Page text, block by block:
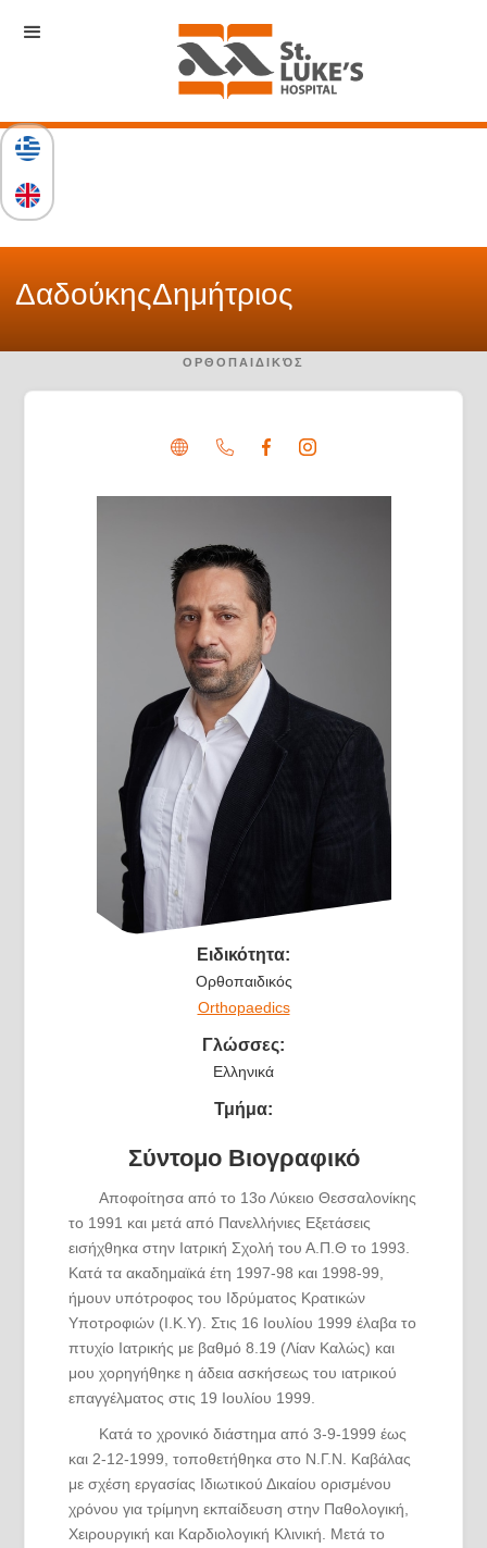
ΔαδούκηςΔημήτριος
ΟΡΘΟΠΑΙΔΙΚΌΣ
Ειδικότητα:
Ορθοπαιδικός
Orthopaedics
Γλώσσες:
Ελληνικά
Τμήμα:
Σύντομο Βιογραφικό
Αποφοίτησα από το 13ο Λύκειο Θεσσαλονίκης
το 1991 και μετά από Πανελλήνιες Εξετάσεις
εισήχθηκα στην Ιατρική Σχολή του Α.Π.Θ το 1993.
Κατά τα ακαδημαϊκά έτη 1997-98 και 1998-99,
ήμουν υπότροφος του Ιδρύματος Κρατικών
Υποτροφιών (Ι.Κ.Υ). Στις 16 Ιουλίου 1999 έλαβα το
πτυχίο Ιατρικής με βαθμό 8.19 (Λίαν Καλώς) και
μου χορηγήθηκε η άδεια ασκήσεως του ιατρικού
επαγγέλματος στις 19 Ιουλίου 1999.
Κατά το χρονικό διάστημα από 3-9-1999 έως
και 2-12-1999, τοποθετήθηκα στο Ν.Γ.Ν. Καβάλας
με σχέση εργασίας Ιδιωτικού Δικαίου ορισμένου
χρόνου για τρίμηνη εκπαίδευση στην Παθολογική,
Χειρουργική και Καρδιολογική Κλινική. Μετά το